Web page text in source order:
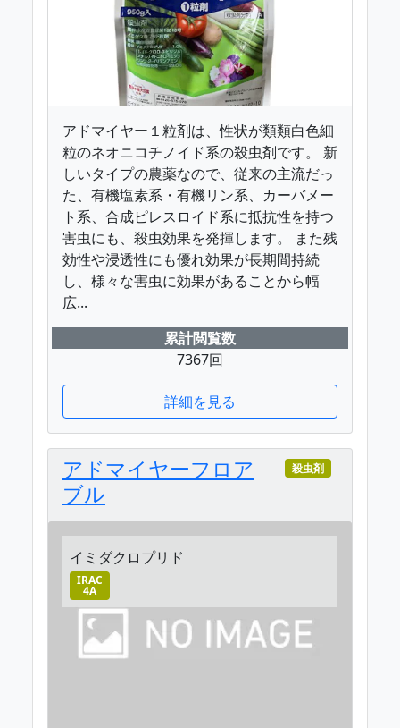
アドマイヤー１粒剤は、性状が類類白色細
粒のネオニコチノイド系の殺虫剤です。 新
しいタイプの農薬なので、従来の主流だっ
た、有機塩素系・有機リン系、カーバメー
ト系、合成ピレスロイド系に抵抗性を持つ
害虫にも、殺虫効果を発揮します。 また残
効性や浸透性にも優れ効果が長期間持続
し、様々な害虫に効果があることから幅
広...
累計閲覧数
7367回
詳細を見る
アドマイヤーフロア
ブル
殺虫剤
イミダクロプリド
IRAC
4A